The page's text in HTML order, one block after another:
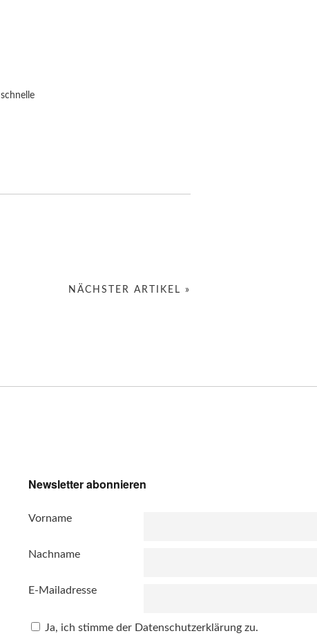
schnelle
NÄCHSTER ARTIKEL »
Newsletter abonnieren
Vorname
Nachname
E-Mailadresse
Ja, ich stimme der Datenschutzerklärung zu.